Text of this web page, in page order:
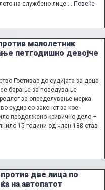
на службено лице … Повеќе
малолетник
петгодишно девојче
Гостивар до судијата за деца
барање за поведување
за определување мерка
судир со законот за кое
продолжено кривично дело –
15 години од член 188 став
две лица по
на автопатот